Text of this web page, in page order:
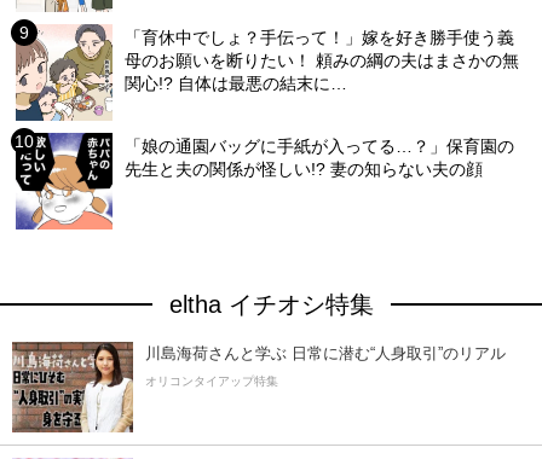
「育休中でしょ？手伝って！」嫁を好き勝手使う義
母のお願いを断りたい！ 頼みの綱の夫はまさかの無
関心!? 自体は最悪の結末に…
「娘の通園バッグに手紙が入ってる…？」保育園の
先生と夫の関係が怪しい!? 妻の知らない夫の顔
eltha イチオシ特集
川島海荷さんと学ぶ 日常に潜む“人身取引”のリアル
オリコンタイアップ特集